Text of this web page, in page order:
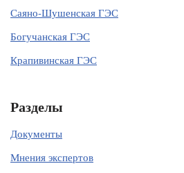
Саяно-Шушенская ГЭС
Богучанская ГЭС
Крапивинская ГЭС
Разделы
Документы
Мнения экспертов